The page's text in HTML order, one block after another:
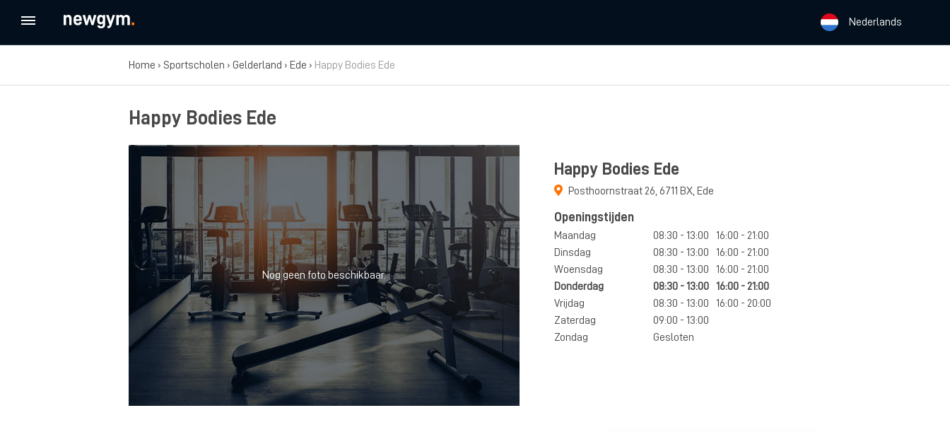
Nederlands
Home › Sportscholen › Gelderland › Ede › Happy Bodies Ede
Happy Bodies Ede
Nog geen foto beschikbaar.
Happy Bodies Ede
Posthoornstraat 26 6711 BX, Ede
Openingstijden
Maandag 08:30 - 13:00
16:00 - 21:00
Dinsdag
08:30 - 13:00
16:00 - 21:00
Woensdag
08:30 - 13:00
16:00 - 21:00
Donderdag
08:30 - 13:00
16:00 - 21:00
Vrijdag
08:30 - 13:00
16:00 - 20:00
Zaterdag
09:00 - 13:00
Zondag
Gesloten